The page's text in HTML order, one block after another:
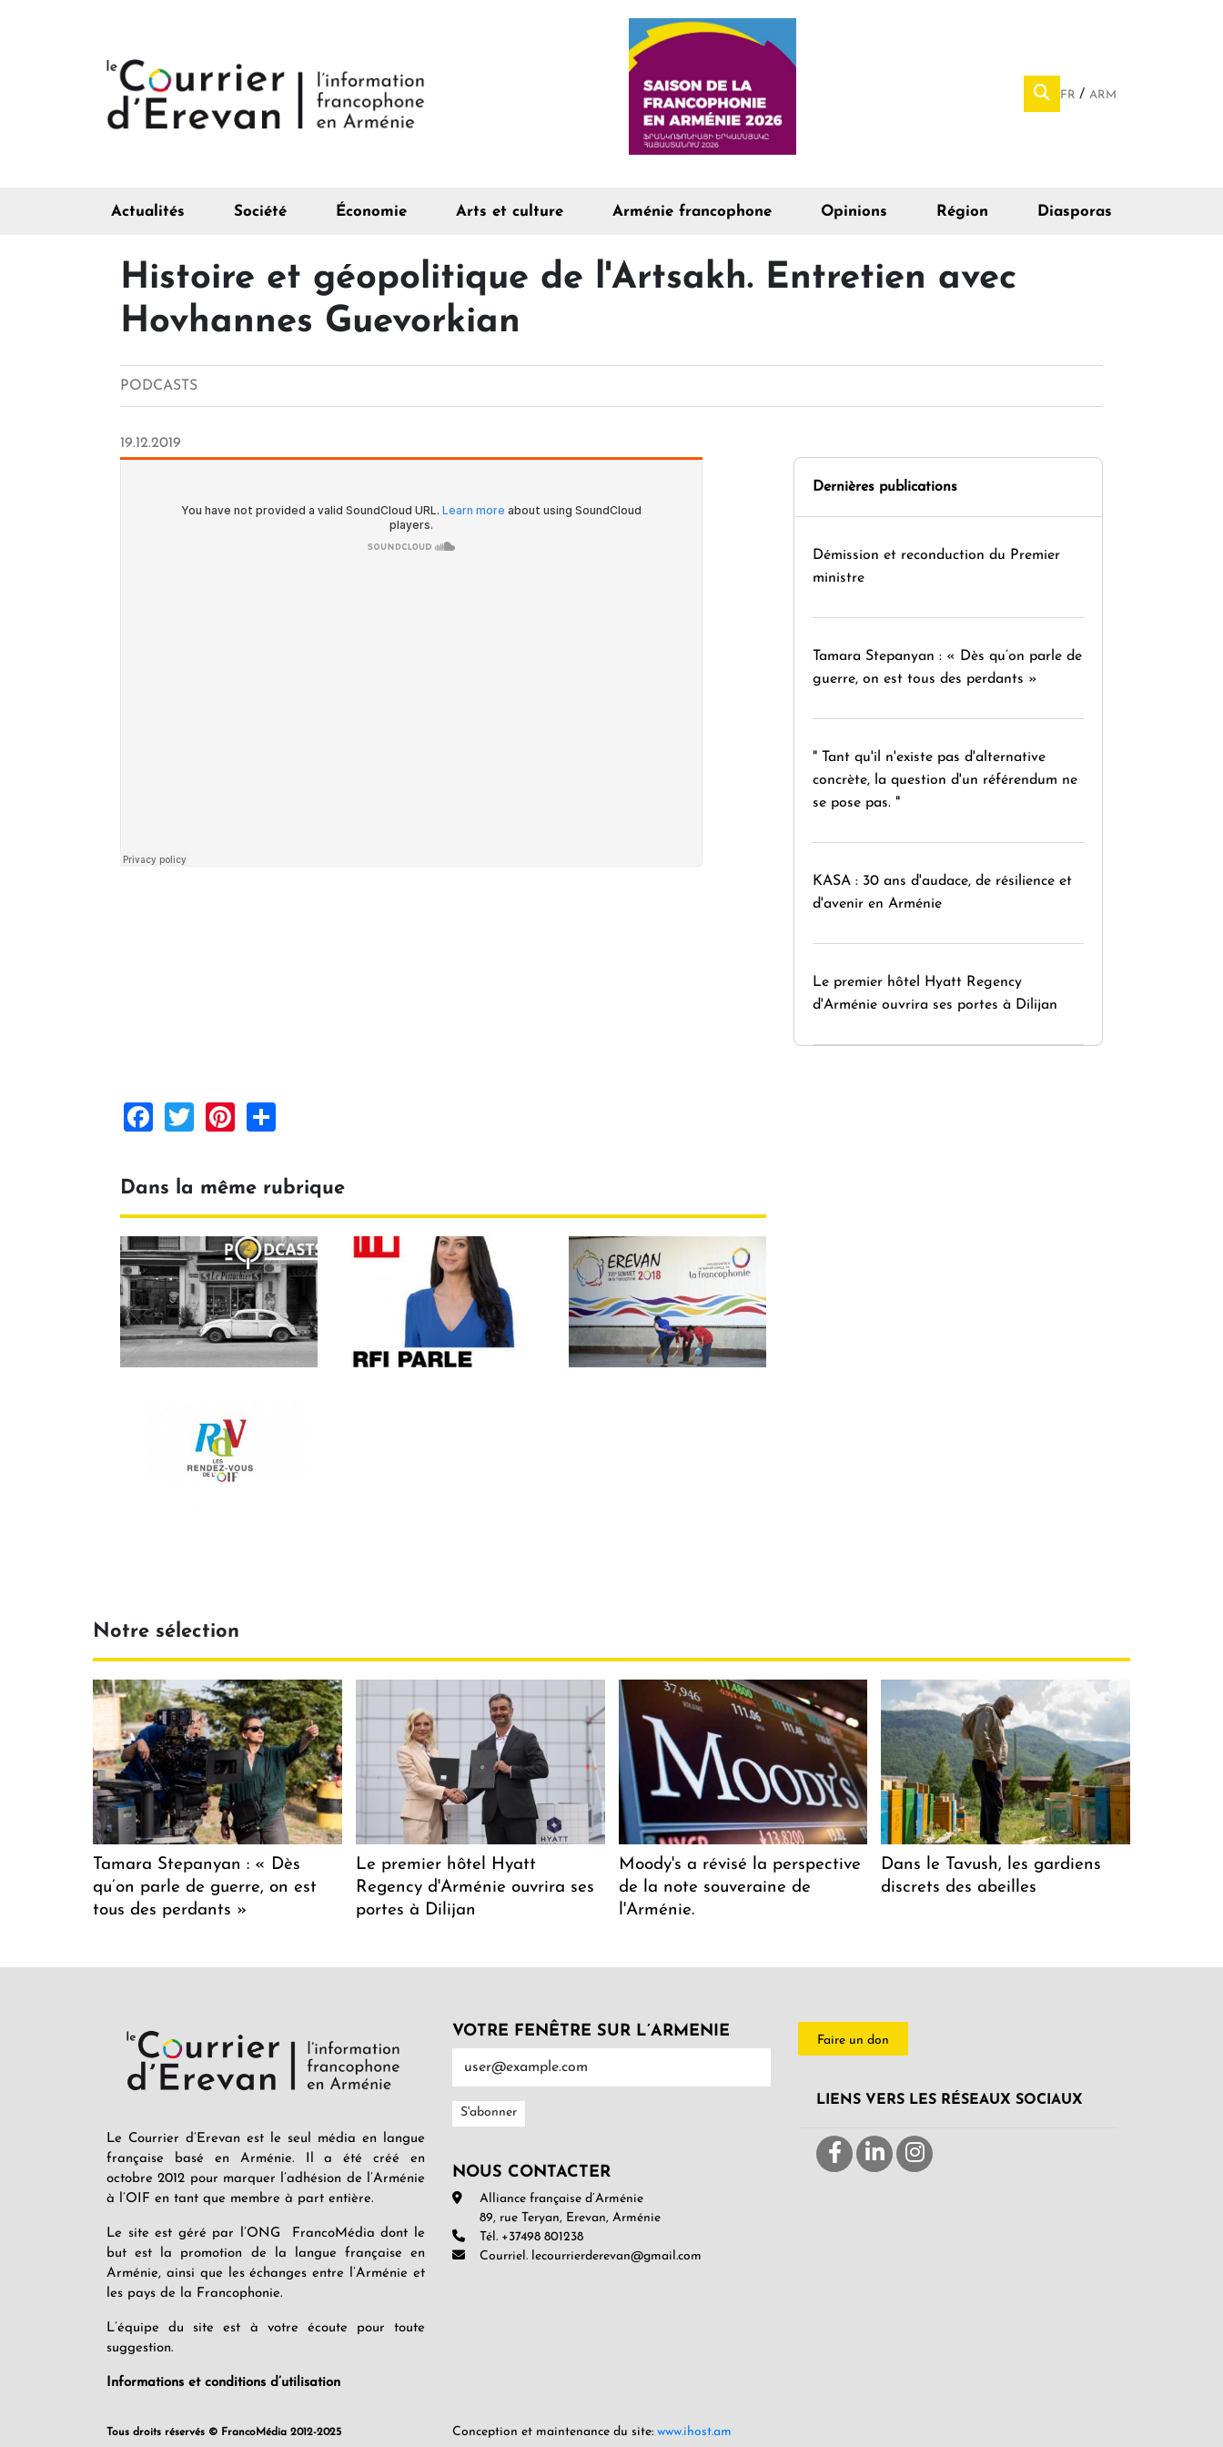
FR ARM
Actualités Société Économie Arts et culture Arménie francophone Opinions Région Diasporas
Histoire et géopolitique de l'Artsakh. Entretien avec
Hovhannes Guevorkian
PODCASTS
19.12.2019
Dernières publications
Démission et reconduction du Premier
ministre
Tamara Stepanyan : « Dès qu’on parle de
guerre, on est tous des perdants »
" Tant qu'il n'existe pas d'alternative
concrète, la question d'un référendum ne
se pose pas. "
KASA : 30 ans d'audace, de résilience et
d'avenir en Arménie
Le premier hôtel Hyatt Regency
d'Arménie ouvrira ses portes à Dilijan
Facebook
TwitterPinterest
Dans la même rubrique
Notre sélection
Tamara Stepanyan : « Dès
qu’on parle de guerre, on est
tous des perdants »
Le premier hôtel Hyatt
Regency d'Arménie ouvrira ses
portes à Dilijan
Moody's a révisé la perspective
de la note souveraine de
l'Arménie.
Dans le Tavush, les gardiens
discrets des abeilles
Le Courrier d’Erevan est le seul média en langue
française basé en Arménie. Il a été créé en
octobre 2012 pour marquer l’adhésion de l’Arménie
à l’OIF en tant que membre à part entière.
Le site est géré par l’ONG FrancoMédia dont le
but est la promotion de la langue française en
Arménie, ainsi que les échanges entre l’Arménie et
les pays de la Francophonie.
L’équipe du site est à votre écoute pour toute
suggestion.
Informations et conditions d’utilisation
Tous droits réservés © FrancoMédia 2012-2025
VOTRE FENÊTRE SUR L’ARMENIE
NOUS CONTACTER
Alliance française d’Arménie
89, rue Teryan, Erevan, Arménie
Tél. +37498 801238
Courriel. lecourrierderevan@gmail.com
Conception et maintenance du site: www.ihost.am
Faire un don
LIENS VERS LES RÉSEAUX SOCIAUX